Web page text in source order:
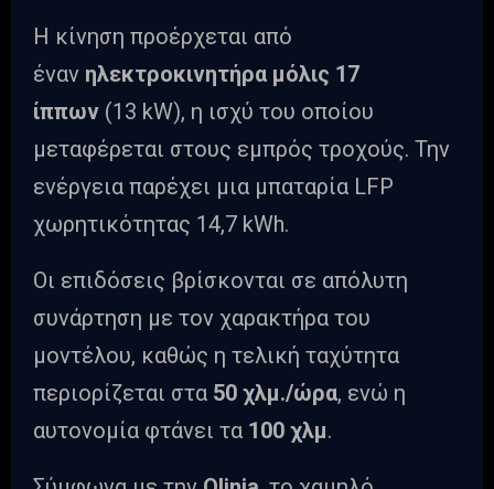
Η κίνηση προέρχεται από
έναν ηλεκτροκινητήρα μόλις 17
ίππων (13 kW), η ισχύ του οποίου
μεταφέρεται στους εμπρός τροχούς. Την
ενέργεια παρέχει μια μπαταρία LFP
χωρητικότητας 14,7 kWh.
Οι επιδόσεις βρίσκονται σε απόλυτη
συνάρτηση με τον χαρακτήρα του
μοντέλου, καθώς η τελική ταχύτητα
περιορίζεται στα 50 χλμ./ώρα, ενώ η
αυτονομία φτάνει τα 100 χλμ.